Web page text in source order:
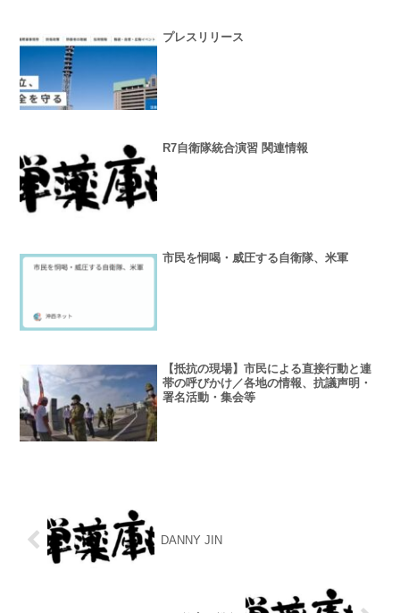
プレスリリース
R7自衛隊統合演習 関連情報
市民を恫喝・威圧する自衛隊、米軍
【抵抗の現場】市民による直接行動と連
帯の呼びかけ／各地の情報、抗議声明・
署名活動・集会等
DANNY JIN